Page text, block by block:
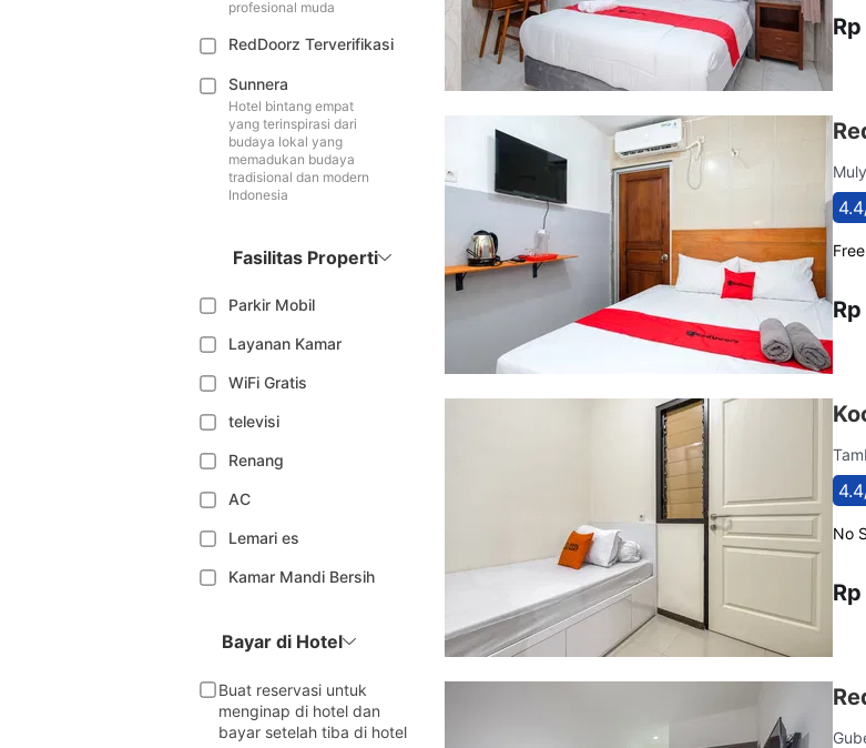
profesional muda
RedDoorz Terverifikasi
Sunnera
Hotel bintang empat
yang terinspirasi dari
budaya lokal yang
memadukan budaya
tradisional dan modern
Indonesia
Fasilitas Properti
Parkir Mobil
Layanan Kamar
WiFi Gratis
televisi
Renang
AC
Lemari es
Kamar Mandi Bersih
Bayar di Hotel
Buat reservasi untuk
menginap di hotel dan
bayar setelah tiba di hotel
No
Rp